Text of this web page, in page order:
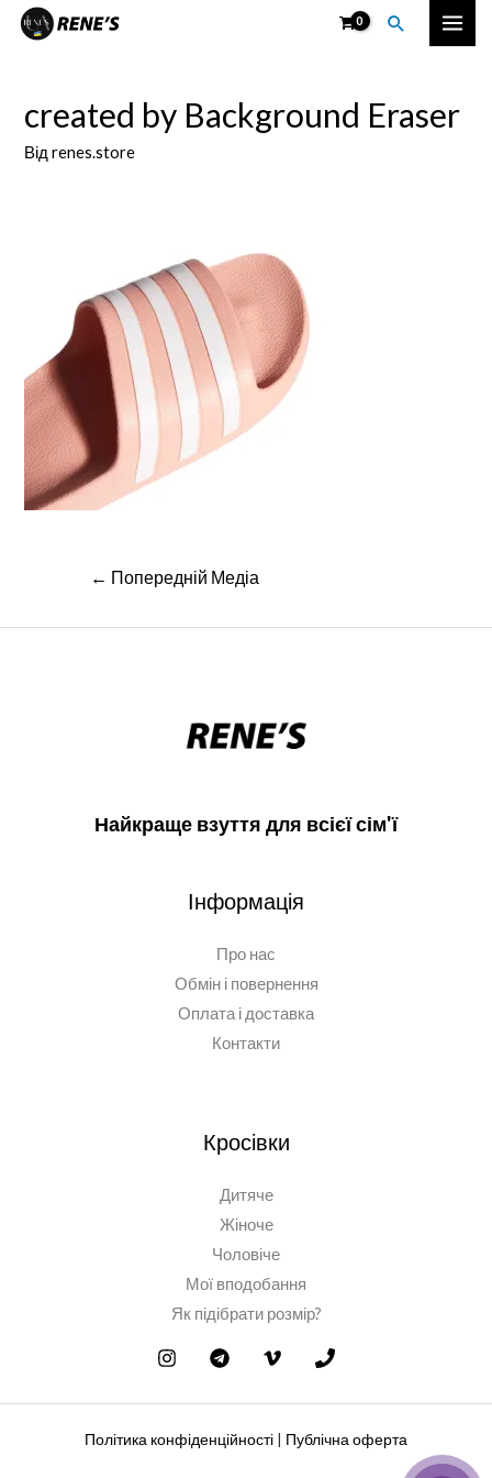
Перейти
Пошук
Main
created by Background Eraser
Відrenes.store
Навігація
← Попередній Медіа
Найкраще взуття для всієї сім'ї
Інформація
Про нас
Обмін і повернення
Оплата і доставка
Контакти
Кросівки
Дитяче
Жіноче
Чоловіче
Мої вподобання
Як підібрати розмір?
Політика конфіденційності Публічна оферта